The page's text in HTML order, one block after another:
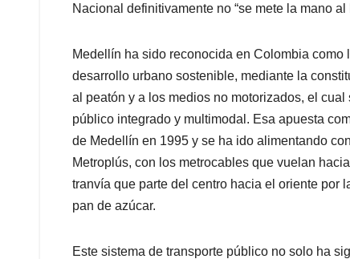
Nacional definitivamente no “se mete la mano al
Medellín ha sido reconocida en Colombia
desarrollo urbano sostenible, mediante la
al peatón y a los medios no motorizados, el
público integrado y multimodal. Esa apuesta
de Medellín en 1995 y se ha ido alimentando
Metroplús, con los metrocables que vuelan
tranvía que parte del centro hacia el oriente por
pan de azúcar.
Este sistema de transporte público no solo ha